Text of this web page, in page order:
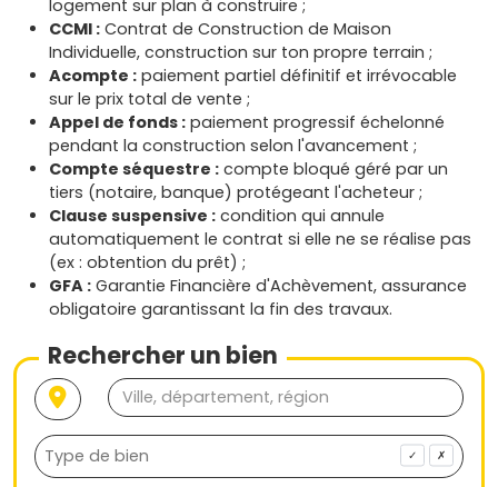
logement sur plan à construire ;
CCMI : Contrat de Construction de Maison
Individuelle, construction sur ton propre terrain ;
Acompte : paiement partiel définitif et irrévocable
sur le prix total de vente ;
Appel de fonds : paiement progressif échelonné
pendant la construction selon l'avancement ;
Compte séquestre : compte bloqué géré par un
tiers (notaire, banque) protégeant l'acheteur ;
Clause suspensive : condition qui annule
automatiquement le contrat si elle ne se réalise pas
(ex : obtention du prêt) ;
GFA : Garantie Financière d'Achèvement, assurance
obligatoire garantissant la fin des travaux.
Rechercher un bien
✓ ✗